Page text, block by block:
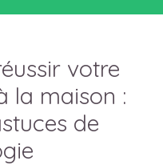
votre
la maison :
de